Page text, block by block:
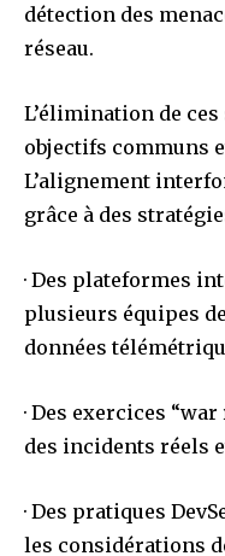
détection des
réseau.
L’élimination de
objectifs communs
L’alignement
grâce à des
· Des plateformes
plusieurs équipes
données
· Des exercices
des incidents réels
· Des pratiques
les considérations